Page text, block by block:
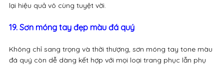
lại hiệu quả vô cùng tuyệt vời.
19. Sơn móng tay đẹp màu đá quý
Không chỉ sang trọng và thời thượng, sơn móng tay tone màu
đá quý còn dễ dàng kết hợp với mọi loại trang phục lẫn phụ